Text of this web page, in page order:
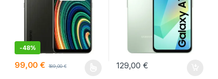
-48%
99,00€ 189,00€
Este producto tiene múltiples variantes. Las opciones se
129,00€